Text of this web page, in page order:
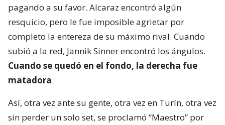
pagando a su favor. Alcaraz encontró algún
resquicio, pero le fue imposible agrietar por
completo la entereza de su máximo rival. Cuando
subió a la red, Jannik Sinner encontró los ángulos.
Cuando se quedó en el fondo, la derecha fue
matadora.
Así, otra vez ante su gente, otra vez en Turín, otra vez
sin perder un solo set, se proclamó “Maestro” por